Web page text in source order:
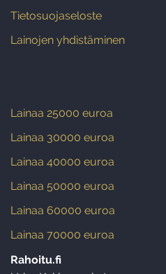
Tietosuojaseloste
Lainojen yhdistäminen
Lainaa 25000 euroa
Lainaa 30000 euroa
Lainaa 40000 euroa
Lainaa 50000 euroa
Lainaa 60000 euroa
Lainaa 70000 euroa
Rahoitu.fi